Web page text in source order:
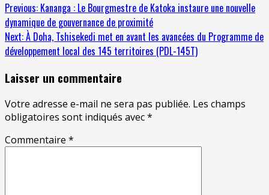
Previous: Kananga : Le Bourgmestre de Katoka instaure une nouvelle
dynamique de gouvernance de proximité
Next:À Doha, Tshisekedi met en avant les avancées du Programme de
développement local des 145 territoires (PDL-145T)
Laisser un commentaire
Votre adresse e-mail ne sera pas publiée. Les champs
obligatoires sont indiqués avec*
Commentaire *